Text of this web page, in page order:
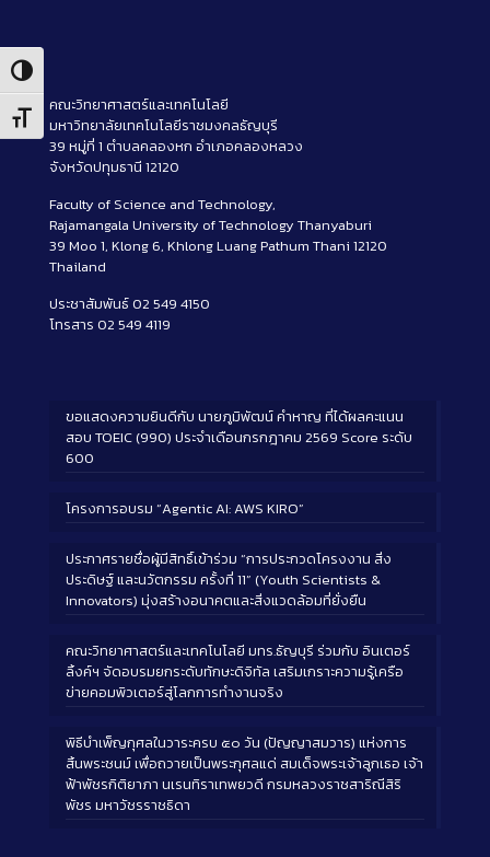
Toggle High Contrast
Toggle Font size
คณะวิทยาศาสตร์และเทคโนโลยี
มหาวิทยาลัยเทคโนโลยีราชมงคลธัญบุรี
39 หมู่ที่ 1 ตำบลคลองหก อำเภอคลองหลวง
จังหวัดปทุมธานี 12120
Faculty of Science and Technology,
Rajamangala University of Technology Thanyaburi
39 Moo 1, Klong 6, Khlong Luang Pathum Thani 12120
Thailand
ประชาสัมพันธ์ 02 549 4150
โทรสาร 02 549 4119
ขอแสดงความยินดีกับ นายภูมิพัฒน์ คำหาญ ที่ได้ผลคะแนน
สอบ TOEIC (990) ประจำเดือนกรกฎาคม 2569 Score ระดับ
600
โครงการอบรม “Agentic AI: AWS KIRO”
ประกาศรายชื่อผู้มีสิทธิ์เข้าร่วม “การประกวดโครงงาน สิ่ง
ประดิษฐ์ และนวัตกรรม ครั้งที่ 11” (Youth Scientists &
Innovators) มุ่งสร้างอนาคตและสิ่งแวดล้อมที่ยั่งยืน
คณะวิทยาศาสตร์และเทคโนโลยี มทร.ธัญบุรี ร่วมกับ อินเตอร์
ลิ้งค์ฯ จัดอบรมยกระดับทักษะดิจิทัล เสริมเกราะความรู้เครือ
ข่ายคอมพิวเตอร์สู่โลกการทำงานจริง
พิธีบำเพ็ญกุศลในวาระครบ ๕๐ วัน (ปัญญาสมวาร) แห่งการ
สิ้นพระชนม์ เพื่อถวายเป็นพระกุศลแด่ สมเด็จพระเจ้าลูกเธอ เจ้า
ฟ้าพัชรกิติยาภา นเรนทิราเทพยวดี กรมหลวงราชสาริณีสิริ
พัชร มหาวัชรราชธิดา